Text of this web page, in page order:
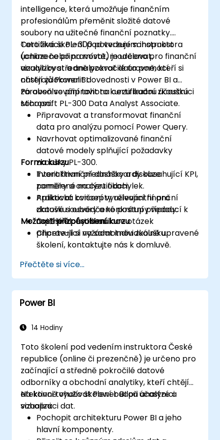
intelligence, která umožňuje finančním
profesionálům přeměnit složité datové
soubory na užitečné finanční poznatky.
Certifikace PL-300 potvrzuje schopnost
uchazeče připravovat, modelovat,
vizualizovat a analyzovat data pomocí
nástrojů Power BI.
Toto živé školení pod vedením instruktora
(online nebo na místě) je určeno pro finanční
analytiky středně pokročilé úrovně, kteří si
chtějí zdokonalit dovednosti v Power BI a
zároveň se připravit na certifikační zkoušku
Microsoft PL-300 Data Analyst Associate.
Po absolvování tohoto kurzu budou účastníci
schopni:
Připravovat a transformovat finanční
data pro analýzu pomocí Power Query.
Navrhovat optimalizované finanční
datové modely splňující požadavky
zkoušky PL-300.
Tvorit finanční dashboardy obsahující KPI,
poměry a analýzu odchylek.
Aplikovat koncepty relevantní pro
zkoušku i osvědčené postupy vedoucí k
úspěšné certifikaci.
Forma kurzu
Interaktivní přednášky a diskuze
zaměřené na certifikaci.
Praktická cvičení využívající finanční
datové soubory a konkrétní případy.
Cvičné úlohy i simulace otázek
připravující na samotnou zkoušku.
Možnosti přizpůsobení kurzu
Chcete-li si vyžádat individuálně upravené
školení, kontaktujte nás k domluvě.
Přečtěte si více...
Power BI
14 Hodiny
Toto školení pod vedením instruktora České
republice (online či prezenčně) je určeno pro
začínající a středně pokročilé datové
odborníky a obchodní analytiky, kteří chtějí
efektivně využívat Power BI při analýze a
vizualizaci dat.
Na konci tohoto školení budou účastníci
schopni:
Pochopit architekturu Power BI a jeho
hlavní komponenty.